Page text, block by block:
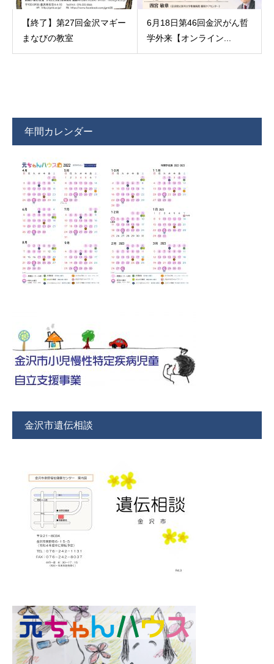
【終了】第27回金沢マギー
まなびの教室
6月18日第46回金沢がん哲
学外来【オンライン...
年間カレンダー
金沢市遺伝相談